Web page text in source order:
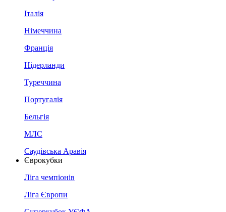
Італія
Німеччина
Франція
Нідерланди
Туреччина
Португалія
Бельгія
МЛС
Саудівська Аравія
Єврокубки
Ліга чемпіонів
Ліга Європи